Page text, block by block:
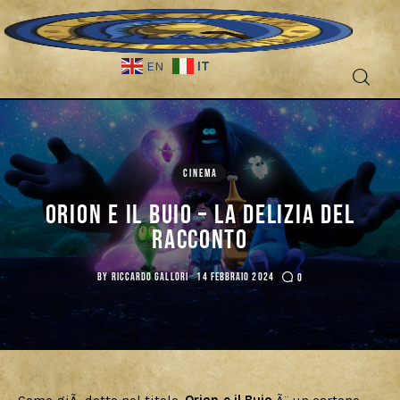
EN IT
Fantascienza
Fantasy
Games
Recensioni
Libri e fumetti
Cercatori
CINEMA
Orion e il Buio – La delizia del
racconto
BY RICCARDO GALLORI 14 FEBBRAIO 2024 0